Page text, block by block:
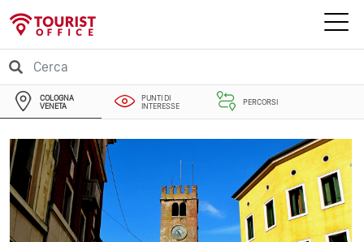
COLOGNA
VENETA
PUNTI DI
INTERESSE
PERCORSI